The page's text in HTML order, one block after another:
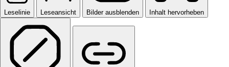
Leselinie Leseansicht Bilder ausblenden Inhalt hervorheben